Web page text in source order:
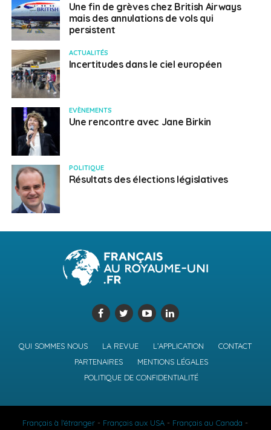
Une fin de grèves chez British Airways
mais des annulations de vols qui
persistent
ACTUALITÉS
Incertitudes dans le ciel européen
EVÈNEMENTS
Une rencontre avec Jane Birkin
POLITIQUE
Résultats des élections législatives
QUI SOMMES NOUS LA REVUE L’APPLICATION
CONTACT
PARTENAIRES
MENTIONS LÉGALES
POLITIQUE DE CONFIDENTIALITÉ
Français à l'étranger - Français aux USA - Français au Canada -